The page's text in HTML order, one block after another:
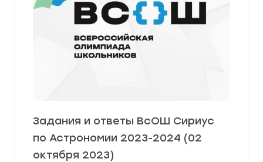
Задания и ответы ВсОШ Сириус
по Астрономии 2023-2024 (02
октября 2023)